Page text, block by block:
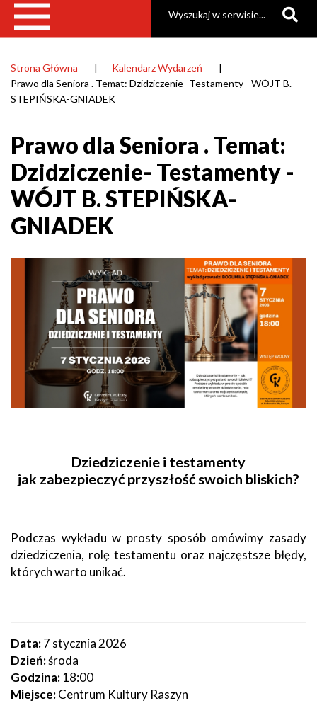
Gmina
Raszyn
Ścieżka
nawigacyjna
Strona Główna
Kalendarz Wydarzeń
Prawo dla Seniora . Temat: Dzidziczenie- Testamenty - WÓJT B.
STEPIŃSKA-GNIADEK
Prawo dla Seniora . Temat:
Dzidziczenie- Testamenty -
WÓJT B. STEPIŃSKA-
GNIADEK
Dziedziczenie i testamenty
jak zabezpieczyć przyszłość swoich bliskich?
Podczas wykładu w prosty sposób omówimy zasady
dziedziczenia, rolę testamentu oraz najczęstsze błędy,
których warto unikać.
Data:7 stycznia 2026
Dzień:środa
Godzina:18:00
Miejsce:Centrum Kultury Raszyn